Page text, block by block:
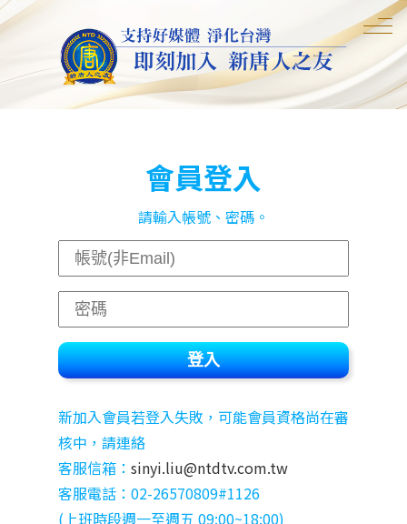
會員登入
請輸入帳號、密碼。
登入
新加入會員若登入失敗，可能會員資格尚在審
核中，請連絡
客服信箱： sinyi.liu@ntdtv.com.tw
客服電話：02-26570809#1126
(上班時段週⼀⾄週五 09:00~18:00)